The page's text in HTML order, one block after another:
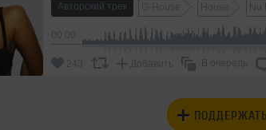
Авторский трек G-House House
243 Добавить В очередь